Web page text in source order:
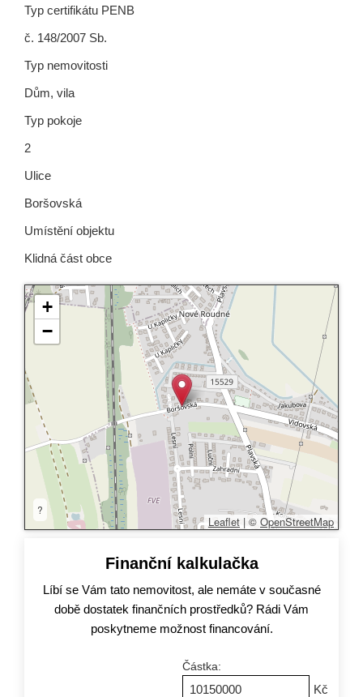
Typ certifikátu PENB
č. 148/2007 Sb.
Typ nemovitosti
Dům, vila
Typ pokoje
2
Ulice
Boršovská
Umístění objektu
Klidná část obce
+
−
?
Leaflet | © OpenStreetMap
Finanční kalkulačka
Líbí se Vám tato nemovitost, ale nemáte v současné
době dostatek finančních prostředků? Rádi Vám
poskytneme možnost financování.
Částka:
Kč